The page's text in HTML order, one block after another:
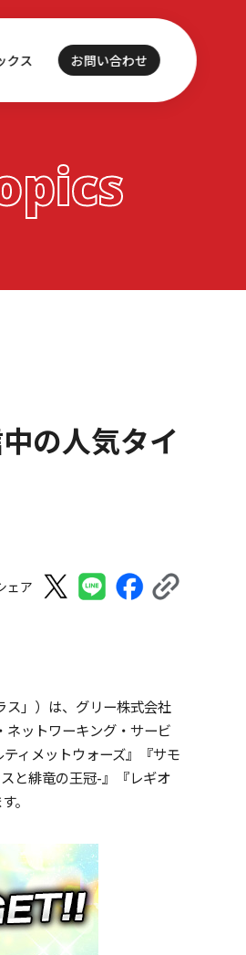
クス お問い合わせ
の人気タイ
ェア
ス」）は、グリー株式会社
ネットワーキング・サービ
ィメットウォーズ』『サモ
と緋竜の王冠-』『レギオ
。